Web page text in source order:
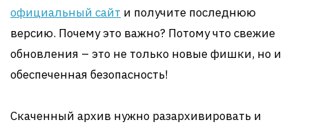
официальный сайт и получите последнюю
версию. Почему это важно? Потому что свежие
обновления – это не только новые фишки, но и
обеспеченная безопасность!
Скаченный архив нужно разархивировать и